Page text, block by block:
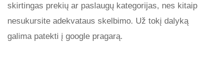
skirtingas prekių ar paslaugų kategorijas, nes kitaip
nesukursite adekvataus skelbimo. Už tokį dalyką
galima patekti į google pragarą.